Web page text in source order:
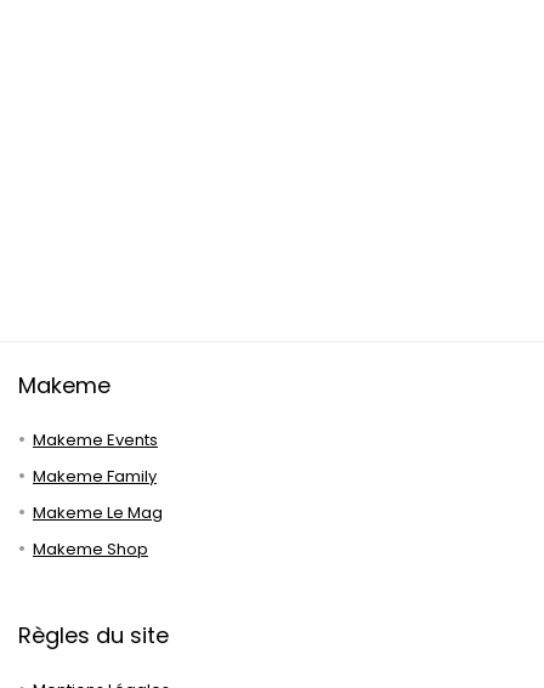
Makeme
Makeme Events
Makeme Family
Makeme Le Mag
Makeme Shop
Règles du site